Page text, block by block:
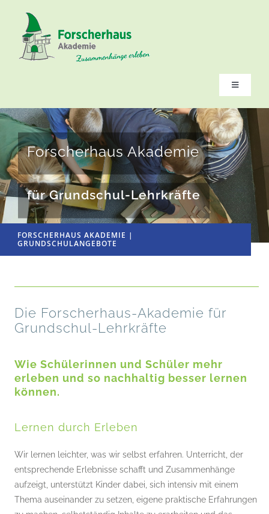
springen
Toggle
EDITORIAL
Forscherhaus-Pädagogik
Seminare
Unterrichtsmaterial
Forscherhaus Akademie
für Grundschul-Lehrkräfte
FORSCHERHAUS AKADEMIE |
GRUNDSCHULANGEBOTE
Die Forscherhaus-Akademie für
Grundschul-Lehrkräfte
Wie Schülerinnen und Schüler mehr
erleben und so nachhaltig besser lernen
können.
Lernen durch Erleben
Wir lernen leichter, was wir selbst erfahren. Unterricht, der
entsprechende Erlebnisse schafft und Zusammenhänge
aufzeigt, unterstützt Kinder dabei, sich intensiv mit einem
Thema auseinander zu setzen, eigene praktische Erfahrungen